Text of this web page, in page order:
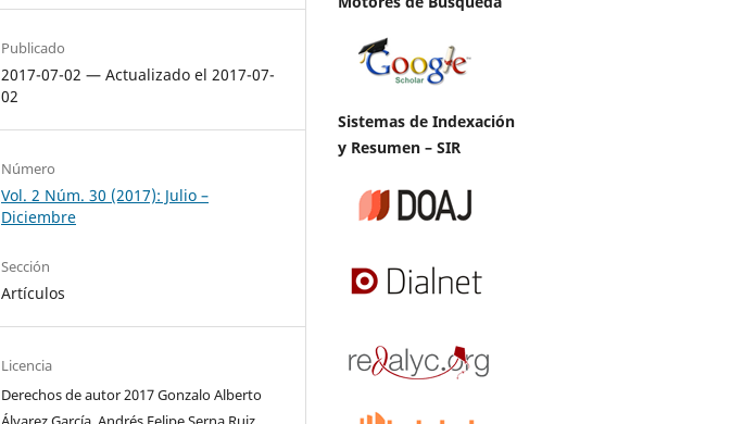
Publicado
2017-07-02 — Actualizado el 2017-07-
02
Número
Vol. 2 Núm. 30 (2017): Julio –
Diciembre
Sección
Artículos
Licencia
Derechos de autor 2017 Gonzalo Alberto
Sistemas de Indexación
y Resumen – SIR